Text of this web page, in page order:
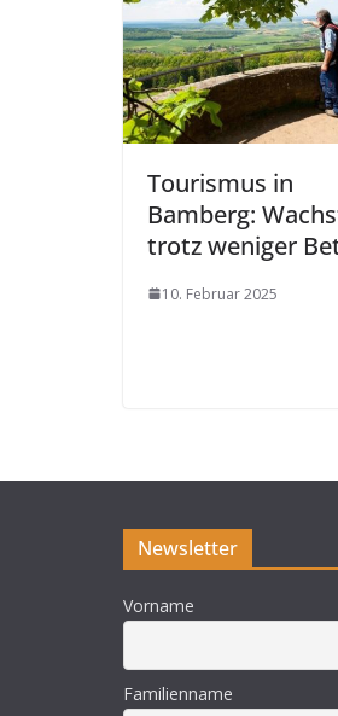
Tourismus in
Bamberg:
trotz weniger
10. Februar 2025
Newsletter
Vorname
Familienname